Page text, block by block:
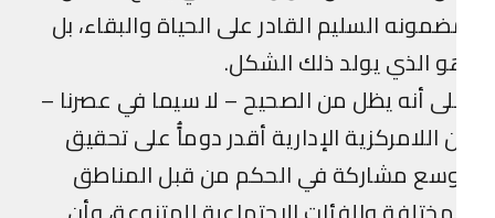
السليم القادر على الحياة والبقاء، بل
الذي يولد ذلك الشكل.
أنه يظل من الصحيح – لا سيما في عصرنا –
اللامركزية الإدارية أقدر دوماًُ على تحقيق
مشاركة في الحكم من قبل المناطق